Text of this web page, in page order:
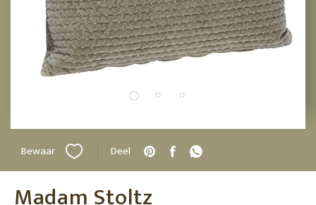
Bewaar Deel